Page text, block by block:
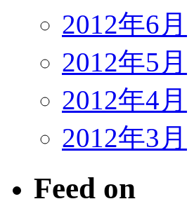
2012年6月
2012年5月
2012年4月
2012年3月
Feed on